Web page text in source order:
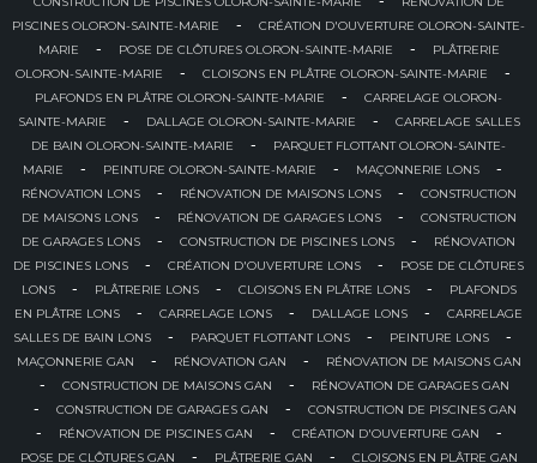
PISCINES OLORON-SAINTE-MARIE
-
CRÉATION D'OUVERTURE OLORON-SAINTE-
MARIE
- POSE DE CLÔTURES OLORON-SAINTE-MARIE -
PLÂTRERIE
OLORON-SAINTE-MARIE
- CLOISONS EN PLÂTRE OLORON-SAINTE-MARIE -
PLAFONDS EN PLÂTRE OLORON-SAINTE-MARIE -
CARRELAGE OLORON-
SAINTE-MARIE
- DALLAGE OLORON-SAINTE-MARIE -
CARRELAGE SALLES
DE BAIN OLORON-SAINTE-MARIE
-
PARQUET FLOTTANT OLORON-SAINTE-
MARIE
- PEINTURE OLORON-SAINTE-MARIE - MAÇONNERIE LONS -
RÉNOVATION LONS - RÉNOVATION DE MAISONS LONS -
CONSTRUCTION
DE MAISONS LONS
- RÉNOVATION DE GARAGES LONS -
CONSTRUCTION
DE GARAGES LONS
- CONSTRUCTION DE PISCINES LONS -
RÉNOVATION
DE PISCINES LONS
- CRÉATION D'OUVERTURE LONS -
POSE DE CLÔTURES
LONS
- PLÂTRERIE LONS - CLOISONS EN PLÂTRE LONS -
PLAFONDS
EN PLÂTRE LONS
- CARRELAGE LONS - DALLAGE LONS -
CARRELAGE
SALLES DE BAIN LONS
- PARQUET FLOTTANT LONS - PEINTURE LONS -
MAÇONNERIE GAN - RÉNOVATION GAN - RÉNOVATION DE MAISONS GAN
- CONSTRUCTION DE MAISONS GAN - RÉNOVATION DE GARAGES GAN
- CONSTRUCTION DE GARAGES GAN - CONSTRUCTION DE PISCINES GAN
- RÉNOVATION DE PISCINES GAN - CRÉATION D'OUVERTURE GAN -
POSE DE CLÔTURES GAN - PLÂTRERIE GAN - CLOISONS EN PLÂTRE GAN